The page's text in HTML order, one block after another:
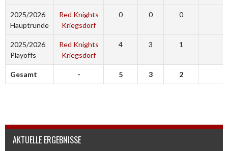
2025/2026
Hauptrunde
Red Knights
Kriegsdorf
0 0 0
2025/2026
Playoffs
Red Knights
Kriegsdorf
4 3 1
Gesamt - 5 3 2
AKTUELLE ERGEBNISSE